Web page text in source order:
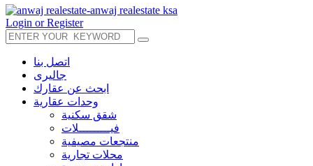
Login or Register
اتصل بنا
جاليرى
ابحث عن عقارك
وحدات عقارية
شقق سكنية
فيـــــــــلات
منتجعات مصيفية
محلات تجارية